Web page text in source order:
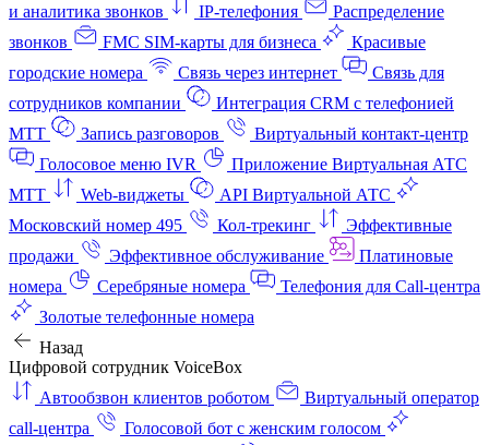
и аналитика звонков
IP-телефония
Распределение
звонков
FMC SIM-карты для бизнеса
Красивые
городские номера
Связь через интернет
Связь для
сотрудников компании
Интеграция CRM с телефонией
МТТ
Запись разговоров
Виртуальный контакт‑центр
Голосовое меню IVR
Приложение Виртуальная АТС
МТТ
Web-виджеты
API Виртуальной АТС
Московский номер 495
Кол-трекинг
Эффективные
продажи
Эффективное обслуживание
Платиновые
номера
Серебряные номера
Телефония для Call-центра
Золотые телефонные номера
Назад
Цифровой сотрудник VoiceBox
Автообзвон клиентов роботом
Виртуальный оператор
call-центра
Голосовой бот с женским голосом